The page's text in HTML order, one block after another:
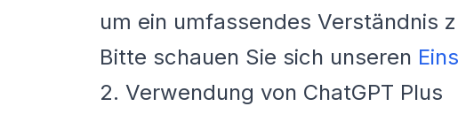
um ein umfassendes Verständnis
Bitte schauen Sie sich unseren
2. Verwendung von ChatGPT Plus